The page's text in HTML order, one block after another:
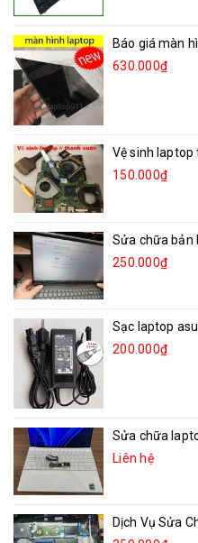
Báo giá màn
630.000₫
Vệ sinh
150.000₫
Sửa chữa bản
250.000₫
Sạc laptop
200.000₫
Sửa chữa
Liên hệ
Dịch Vụ Sửa